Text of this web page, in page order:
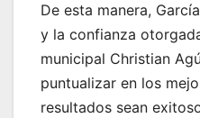
De esta manera,
y la confianza
municipal Christian
puntualizar en los
resultados sean